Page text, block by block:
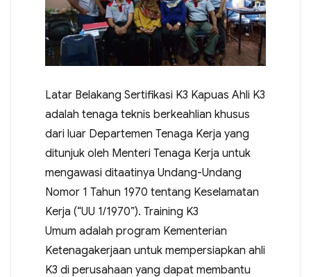
Latar Belakang Sertifikasi K3 Kapuas Ahli K3
adalah tenaga teknis berkeahlian khusus
dari luar Departemen Tenaga Kerja yang
ditunjuk oleh Menteri Tenaga Kerja untuk
mengawasi ditaatinya Undang-Undang
Nomor 1 Tahun 1970 tentang Keselamatan
Kerja (“UU 1/1970”). Training K3
Umum adalah program Kementerian
Ketenagakerjaan untuk mempersiapkan ahli
K3 di perusahaan yang dapat membantu